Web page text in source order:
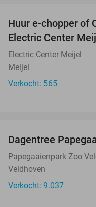
Huur e-chopper of
Electric Center
Electric Center Meijel
Meijel
Verkocht: 565
Dagentree
Papegaaienpark Zoo
Veldhoven
Verkocht: 9.037